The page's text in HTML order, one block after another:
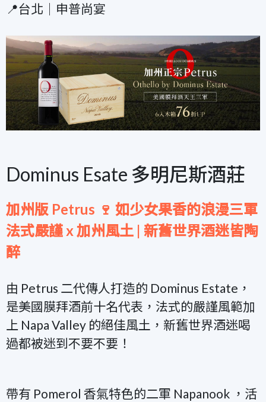
📍台北｜申普尚宴
Dominus Esate 多明尼斯酒莊
加州版 Petrus 🍷 如少女果香的浪漫三軍
法式嚴謹 x 加州風土 | 新舊世界酒迷皆陶
醉
由 Petrus 二代傳人打造的 Dominus Estate，
是美國膜拜酒前十名代表，法式的嚴謹風範加
上 Napa Valley 的絕佳風土，新舊世界酒迷喝
過都被迷到不要不要！
帶有 Pomerol 香氣特色的二軍 Napanook ，活